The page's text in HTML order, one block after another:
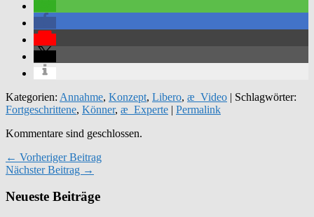
Kategorien: Annahme, Konzept, Libero, æ_Video | Schlagwörter:
Fortgeschrittene, Könner, æ_Experte | Permalink
Kommentare sind geschlossen.
← Vorheriger Beitrag
Nächster Beitrag →
Neueste Beiträge